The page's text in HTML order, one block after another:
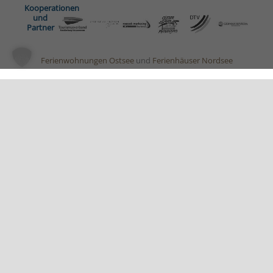
Kooperationen
und
Partner
Ferienwohnungen Ostseeund Ferienhäuser Nordsee